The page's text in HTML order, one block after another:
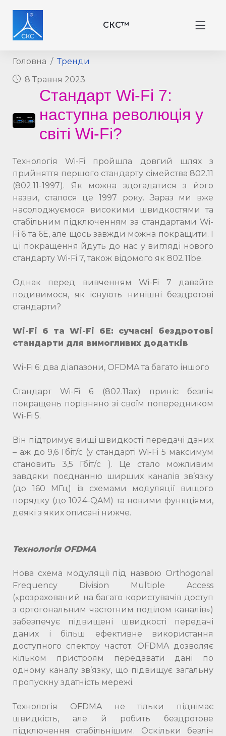
СКС™
Головна
Тренди
8 Травня 2023
Стандарт Wi-Fi 7:
наступна революція у
світі Wi-Fi?
Технологія Wi-Fi пройшла довгий шлях з
прийняття першого стандарту сімейства 802.11
(802.11-1997). Як можна здогадатися з його
назви, сталося це 1997 року. Зараз ми вже
насолоджуємося високими швидкостями та
стабільним підключенням за стандартами Wi-
Fi 6 та 6E, але щось завжди можна покращити. І
ці покращення йдуть до нас у вигляді нового
стандарту Wi-Fi 7, також відомого як 802.11be.
Однак перед вивченням Wi-Fi 7 давайте
подивимося, як існують нинішні бездротові
стандарти?
Wi-Fi 6 та Wi-Fi 6E: сучасні бездротові
стандарти для вимогливих додатків
Wi-Fi 6: два діапазони, OFDMA та багато іншого
Стандарт Wi-Fi 6 (802.11ax) приніс безліч
покращень порівняно зі своїм попередником
Wi-Fi 5.
Він підтримує вищі швидкості передачі даних
– аж до 9,6 Гбіт/с (у стандарті Wi-Fi 5 максимум
становить 3,5 Гбіт/с ). Це стало можливим
завдяки поєднанню ширших каналів зв’язку
(до 160 МГц) із схемами модуляції вищого
порядку (до 1024-QAM) та новими функціями,
деякі з яких описані нижче.
Технологія OFDMA
Нова схема модуляції під назвою Orthogonal
Frequency Division Multiple Access
(«розрахований на багато користувачів доступ
з ортогональним частотним поділом каналів»)
забезпечує підвищені швидкості передачі
даних і більш ефективне використання
доступного спектру частот. OFDMA дозволяє
кільком пристроям передавати дані по
одному каналу зв’язку, що підвищує загальну
пропускну здатність мережі.
Технологія OFDMA не тільки піднімає
швидкість, але й робить бездротове
підключення стабільнішим. Оскільки безліч